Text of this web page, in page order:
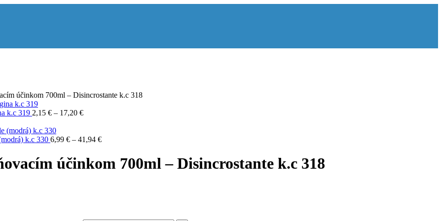
účinkom 700ml – Disincrostante k.c 318
k.c 319 2,15 € – 17,20 €
k.c 330 6,99 € – 41,94 €
účinkom 700ml – Disincrostante k.c 318